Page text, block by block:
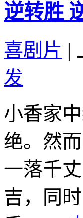
逆转胜
喜剧片 |
发
小香家
绝。然
一落千
吉，同